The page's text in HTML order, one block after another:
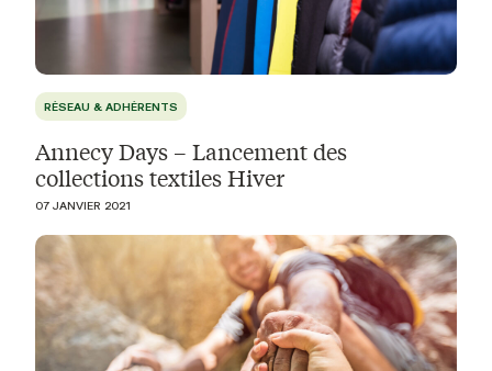
RÉSEAU & ADHÉRENTS
Annecy Days – Lancement des
collections textiles Hiver
07 JANVIER 2021